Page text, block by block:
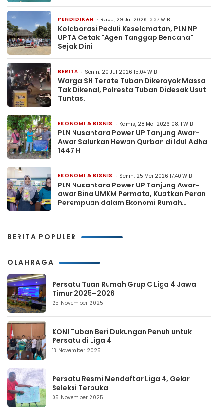
PENDIDIKAN Rabu, 29 Jul 2026 13:37 WIB
Kolaborasi Peduli Keselamatan, PLN NP
UPTA Cetak "Agen Tanggap Bencana"
Sejak Dini
BERITA Senin, 20 Jul 2026 15:04 WIB
Warga SH Terate Tuban Dikeroyok Massa
Tak Dikenal, Polresta Tuban Didesak Usut
Tuntas.
EKONOMI & BISNIS Kamis, 28 Mei 2026 08:11 WIB
PLN Nusantara Power UP Tanjung Awar-
Awar Salurkan Hewan Qurban di Idul Adha
1447 H
EKONOMI & BISNIS Senin, 25 Mei 2026 17:40 WIB
PLN Nusantara Power UP Tanjung Awar-
awar Bina UMKM Permata, Kuatkan Peran
Perempuan dalam Ekonomi Rumah
BERITA POPULER
OLAHRAGA
Persatu Tuan Rumah Grup C Liga 4 Jawa
Timur 2025–2026
25 November 2025
KONI Tuban Beri Dukungan Penuh untuk
Persatu di Liga 4
13 November 2025
Persatu Resmi Mendaftar Liga 4, Gelar
Seleksi Terbuka
05 November 2025